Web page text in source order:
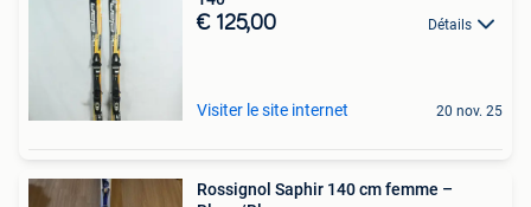
€ 125,00 Détails
Visiter le site internet 20 nov. 25
Rossignol Saphir 140 cm femme –